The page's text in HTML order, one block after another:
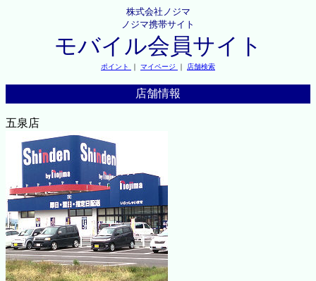
株式会社ノジマ
ノジマ携帯サイト
モバイル会員サイト
ポイント ｜ マイページ ｜ 店舗検索
店舗情報
五泉店